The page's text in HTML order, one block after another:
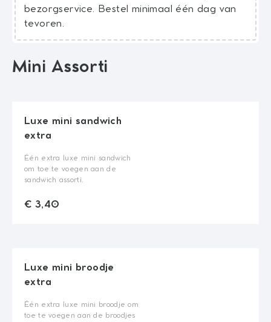
bezorgservice. Bestel minimaal één dag van
tevoren.
Mini Assorti
Luxe mini sandwich
extra
Één extra luxe mini sandwich
om toe te voegen aan de
sandwich assorti.
Quantity
€ 3,40
Luxe mini broodje
extra
Één extra luxe mini broodje om
toe te voegen aan de broodjes